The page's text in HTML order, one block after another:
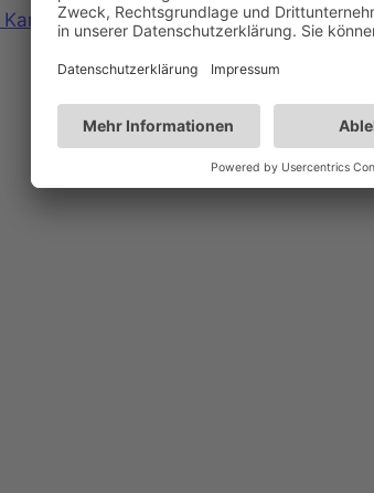
Karneval der AG Miteinander im Saloon